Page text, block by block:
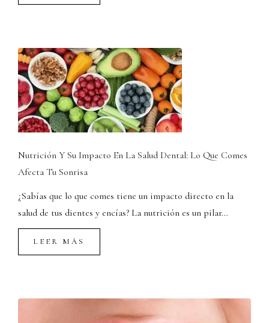
Nutrición Y Su Impacto En La Salud Dental: Lo Que Comes
Afecta Tu Sonrisa
¿Sabías que lo que comes tiene un impacto directo en la
salud de tus dientes y encías? La nutrición es un pilar…
LEER MÁS